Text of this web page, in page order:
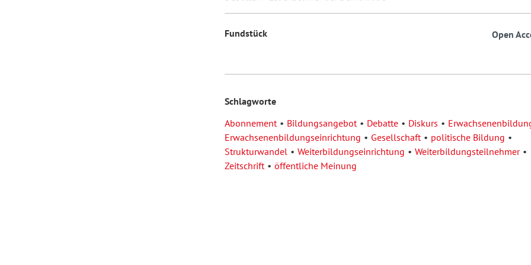
Fundstück Open
Schlagworte
Abonnement
Bildungsangebot Debatte Diskurs
Erwachsenenbildungseinrichtung
Gesellschaft
politische Bildung
Strukturwandel
Weiterbildungseinrichtung
Weiterbildungsteilnehmer
Zeitschrift
öffentliche Meinung